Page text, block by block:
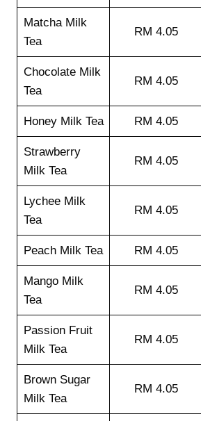
Matcha Milk
Tea
RM 4.05
Chocolate Milk
Tea
RM 4.05
Honey Milk Tea RM 4.05
Strawberry
Milk Tea
RM 4.05
Lychee Milk
Tea
RM 4.05
Peach Milk Tea RM 4.05
Mango Milk
Tea
RM 4.05
Passion Fruit
Milk Tea
RM 4.05
Brown Sugar
Milk Tea
RM 4.05